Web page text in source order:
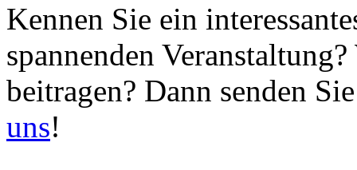
Kennen Sie ein
spannenden
beitragen? Dann senden
uns!